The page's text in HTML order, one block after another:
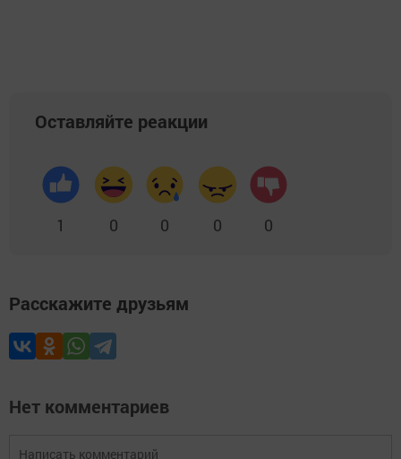
Оставляйте реакции
1 0 0 0 0
Расскажите друзьям
Нет комментариев